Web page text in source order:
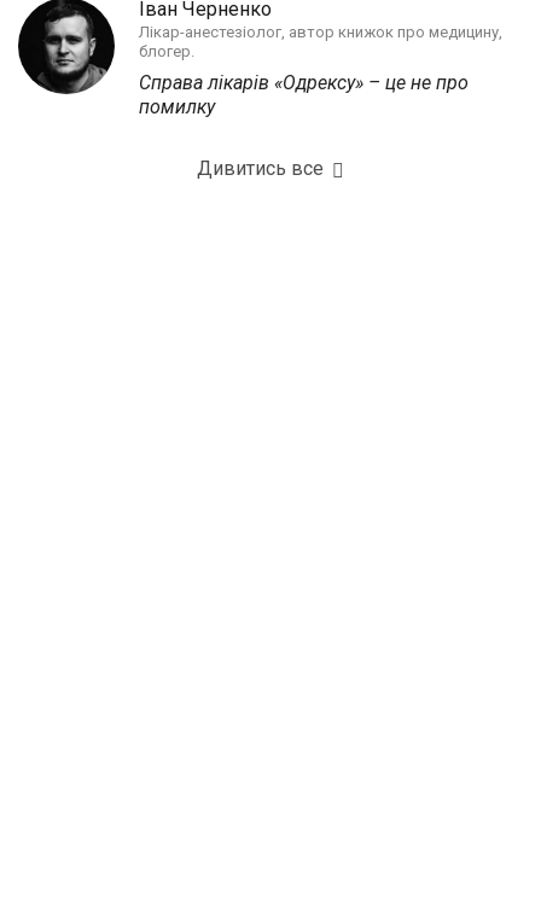
Іван Черненко
Лікар-анестезіолог, автор книжок про медицину,
блогер.
Справа лікарів «Одрексу» – це не про
помилку
Дивитись все